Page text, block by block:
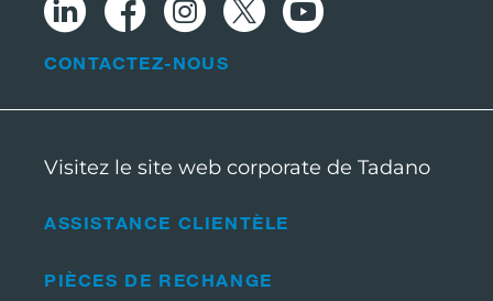
ASSISTANCE CLIENTÈLE
PIÈCES DE RECHANGE
CONTACTEZ-NOUS
Visitez le site web corporate de Tadano